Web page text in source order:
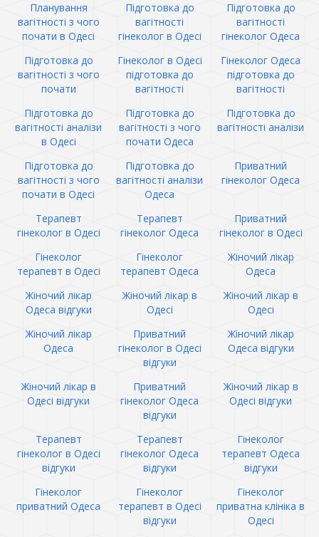
Планування
вагітності з чого
почати в Одесі
Підготовка до
вагітності
гінеколог в Одесі
Підготовка до
вагітності
гінеколог Одеса
Підготовка до
вагітності з чого
почати
Гінеколог в Одесі
підготовка до
вагітності
Гінеколог Одеса
підготовка до
вагітності
Підготовка до
вагітності аналізи
в Одесі
Підготовка до
вагітності з чого
почати Одеса
Підготовка до
вагітності аналізи
Підготовка до
вагітності з чого
почати в Одесі
Підготовка до
вагітності аналізи
Одеса
Приватний
гінеколог Одеса
Терапевт
гінеколог в Одесі
Терапевт
гінеколог Одеса
Приватний
гінеколог в Одесі
Гінеколог
терапевт в Одесі
Гінеколог
терапевт Одеса
Жіночий лікар
Одеса
Жіночий лікар
Одеса відгуки
Жіночий лікар в
Одесі
Жіночий лікар в
Одесі
Жіночий лікар
Одеса
Приватний
гінеколог в Одесі
відгуки
Жіночий лікар
Одеса відгуки
Жіночий лікар в
Одесі відгуки
Приватний
гінеколог Одеса
відгуки
Жіночий лікар в
Одесі відгуки
Терапевт
гінеколог в Одесі
відгуки
Терапевт
гінеколог Одеса
відгуки
Гінеколог
терапевт Одеса
відгуки
Гінеколог
приватний Одеса
Гінеколог
терапевт в Одесі
відгуки
Гінеколог
приватна клініка в
Одесі